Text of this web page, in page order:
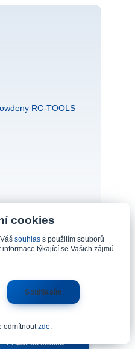
TOOLS RC-186
186
510 Kč
421 Kčbez DPH
Přidat do košíku
cookies
souhlass použitím souborů
týkající se Vašich zájmů.
Souhlasím
odmítnoutzde